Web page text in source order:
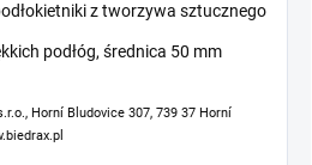
z tworzywa sztucznego
podłóg, średnica 50 mm
Horní Bludovice 307, 739 37 Horní